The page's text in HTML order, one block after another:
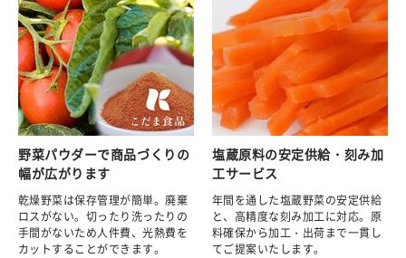
野菜パウダーで商品づくりの
幅が広がります
乾燥野菜は保存管理が簡単。廃棄
ロスがない。切ったり洗ったりの
手間がないため人件費、光熱費を
カットすることができます。
塩蔵原料の安定供給・刻み加
工サービス
年間を通した塩蔵野菜の安定供給
と、高精度な刻み加工に対応。原
料確保から加工・出荷まで一貫し
てご提案いたします。